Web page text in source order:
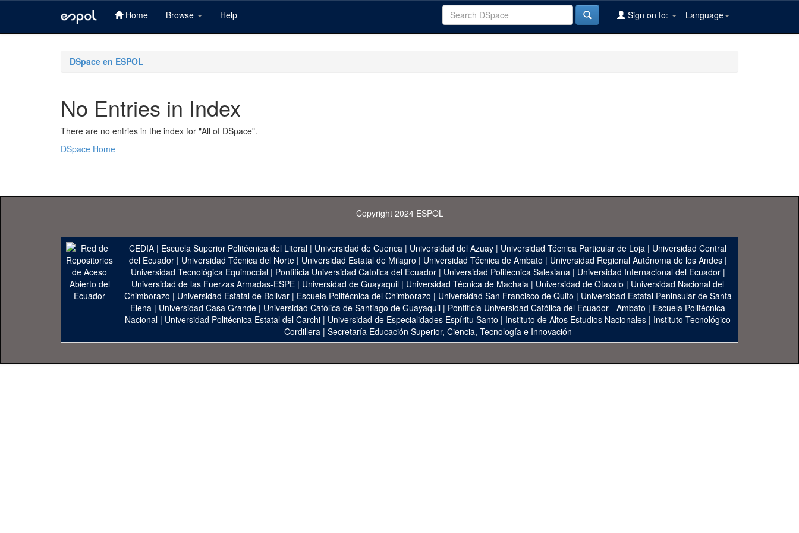
Home Browse Help Language
Sign on to:
DSpace en ESPOL
No Entries in Index
There are no entries in the index for "All of DSpace".
DSpace Home
Copyright 2024 ESPOL
CEDIA | Escuela Superior Politécnica del Litoral | Universidad de Cuenca | Universidad del Azuay | Universidad Técnica Particular de Loja | Universidad Central
del Ecuador| Universidad Técnica del Norte| Universidad Estatal de Milagro | Universidad Técnica de Ambato | Universidad Regional Autónoma de los Andes|
Universidad Tecnológica Equinoccial| Pontificia Universidad Catolica del Ecuador| Universidad Politécnica Salesiana| Universidad Internacional del Ecuador|
Universidad de las Fuerzas Armadas-ESPE | Universidad de Guayaquil | Universidad Técnica de Machala | Universidad de Otavalo | Universidad Nacional del
Chimborazo | Universidad Estatal de Bolivar| Escuela Politécnica del Chimborazo | Universidad San Francisco de Quito | Universidad Estatal Peninsular de Santa
Elena | Universidad Casa Grande | Universidad Católica de Santiago de Guayaquil | Pontificia Universidad Católica del Ecuador - Ambato | Escuela Politécnica
Nacional | Universidad Politécnica Estatal del Carchi | Universidad de Especialidades Espíritu Santo | Instituto de Altos Estudios Nacionales | Instituto Tecnológico
Cordillera| Secretaría Educación Superior, Ciencia, Tecnología e Innovación